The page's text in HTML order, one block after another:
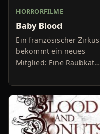
HORRORFILME
Baby Blood
Ein französischer Zirkus
bekommt ein neues
Mitglied: Eine Raubkatze
angeliefert und soll die
Show erweitern. Doch
kurz nach ihrer Ankunft
expl